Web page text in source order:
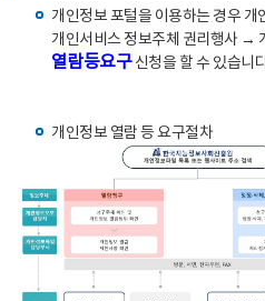
개인정보 포털을 이용하는 경우
개인서비스 정보주체 권리행사 →
열람등요구신청을 할 수 있습니
개인정보 열람 등 요구절차